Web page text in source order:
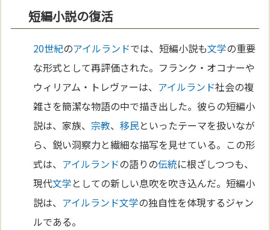
短編小説の復活
20世紀のアイルランドでは、短編小説も文学の重要
な形式として再評価された。フランク・オコナーや
ウィリアム・トレヴァーは、 アイルランド社会の複
雑さを簡潔な物語の中で描き出した。彼らの短編小
説は、家族、 宗教、移民といったテーマを扱いなが
ら、鋭い洞察力と繊細な描写を見せている。この形
式は、 アイルランドの語りの伝統に根ざしつつも、
現代文学としての新しい息吹を吹き込んだ。短編小
説は、 アイルランド文学の独自性を体現するジャン
ルである。